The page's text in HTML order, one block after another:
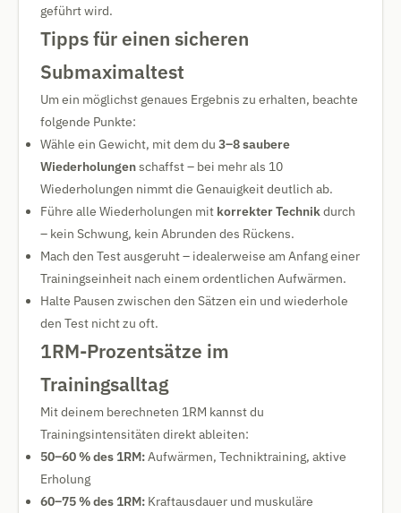
geführt wird.
Tipps für einen sicheren
Submaximaltest
Um ein möglichst genaues Ergebnis zu erhalten, beachte
folgende Punkte:
Wähle ein Gewicht, mit dem du 3–8 saubere
Wiederholungenschaffst – bei mehr als 10
Wiederholungen nimmt die Genauigkeit deutlich ab.
Führe alle Wiederholungen mit korrekter Technikdurch
– kein Schwung, kein Abrunden des Rückens.
Mach den Test ausgeruht – idealerweise am Anfang einer
Trainingseinheit nach einem ordentlichen Aufwärmen.
Halte Pausen zwischen den Sätzen ein und wiederhole
den Test nicht zu oft.
1RM-Prozentsätze im
Trainingsalltag
Mit deinem berechneten 1RM kannst du
Trainingsintensitäten direkt ableiten:
50–60 % des 1RM:Aufwärmen, Techniktraining, aktive
Erholung
60–75 % des 1RM: Kraftausdauer und muskuläre